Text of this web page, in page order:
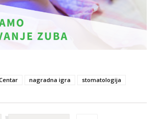
nagradna igra stomatologija